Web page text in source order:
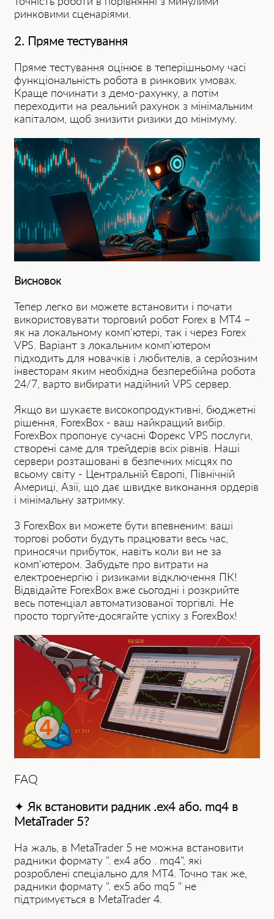
ринковими сценаріями.
2. Пряме тестування
Пряме тестування оцінює в теперішньому часі
функціональність робота в ринкових умовах.
Краще починати з демо-рахунку, а потім
переходити на реальний рахунок з мінімальним
капіталом, щоб знизити ризики до мінімуму.͏
Висновок
Тепер легко ви можете встановити і почати
використовувати торговий робот Forex в MT4 –
як на локальному комп'ютері, так і через Forex
VPS. Варіант з локальним комп'ютером
підходить для новачків і любителів, а серйозним
інвесторам яким необхідна безперебійна робота
24/7, варто вибирати надійний VPS сервер.
Якщо ви шукаєте високопродуктивні, бюджетні
рішення, ForexBox - ваш найкращий вибір.
ForexBox пропонує сучасні Форекс VPS послуги,
створені саме для трейдерів всіх рівнів. Наші
сервери розташовані в безпечних місцях по
всьому світу - Центральній Європі, Північній
Америці, Азії, що дає швидке виконання ордерів
і мінімальну затримку.
З ForexBox ви можете бути впевненим: ваші
торгові роботи будуть працювати весь час,
приносячи прибуток, навіть коли ви не за
комп'ютером. Забудьте про витрати на
електроенергію і ризиками відключення ПК!
Відвідайте ForexBox вже сьогодні і розкрийте
весь потенціал автоматизованої торгівлі. Не
просто торгуйте-досягайте успіху з ForexBox!
FAQ
✦ Як встановити радник .ex4 або. mq4 в
MetaTrader 5?
На жаль, в MetaTrader 5 не можна встановити
радники формату ". ex4 або . mq4", які
розроблені спеціально для MT4. Точно так же,
радники формату ". ex5 або mq5 " не
підтримується в MetaTrader 4.